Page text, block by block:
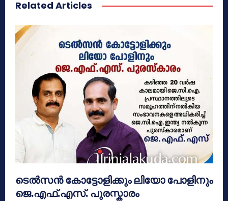
Related Articles
ടെൽസൻ കോട്ടോളിക്കും ലിയോ പോളിനും
ജെ.എഫ്.എസ്. പുരസ്കാരം